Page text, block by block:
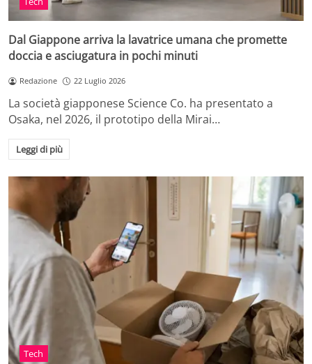
Dal Giappone arriva la lavatrice umana che promette
doccia e asciugatura in pochi minuti
Redazione 22 Luglio 2026
La società giapponese Science Co. ha presentato a
Osaka, nel 2026, il prototipo della Mirai…
Leggi di più
Tech